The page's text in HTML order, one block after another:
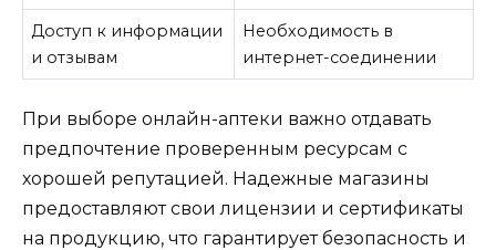
Доступ к информации
и отзывам
Необходимость в
интернет-соединении
При выборе онлайн-аптеки важно отдавать
предпочтение проверенным ресурсам с
хорошей репутацией. Надежные магазины
предоставляют свои лицензии и сертификаты
на продукцию, что гарантирует безопасность и